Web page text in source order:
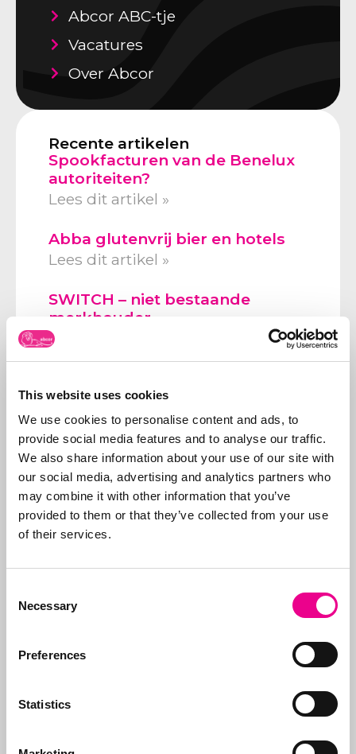
This website uses cookies
We use cookies to personalise content and ads, to
provide social media features and to analyse our traffic.
We also share information about your use of our site with
our social media, advertising and analytics partners who
may combine it with other information that you’ve
provided to them or that they’ve collected from your use
of their services.
Selection
Necessary
Preferences
Statistics
Abcor ABC-tje
Vacatures
Over Abcor
Recente artikelen
Spookfacturen van de Benelux
autoriteiten?
Lees dit artikel »
Abba glutenvrij bier en hotels
Lees dit artikel »
SWITCH – niet bestaande
merkhouder
Lees dit artikel »
Volg ons op
Neem contact op
Abcor is gespecialiseerd
merken- en